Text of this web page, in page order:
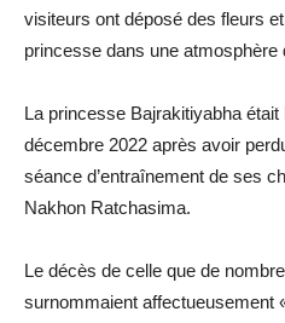
visiteurs ont déposé des fleurs
princesse dans une atmosphère
La princesse Bajrakitiyabha
décembre 2022 après avoir
séance d’entraînement de ses
Nakhon Ratchasima.
Le décès de celle que de
surnommaient affectueusement